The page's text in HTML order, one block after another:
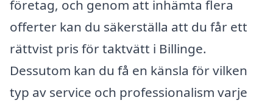
företag, och genom att inhämta flera
offerter kan du säkerställa att du får ett
rättvist pris för taktvätt i Billinge.
Dessutom kan du få en känsla för vilken
typ av service och professionalism varje